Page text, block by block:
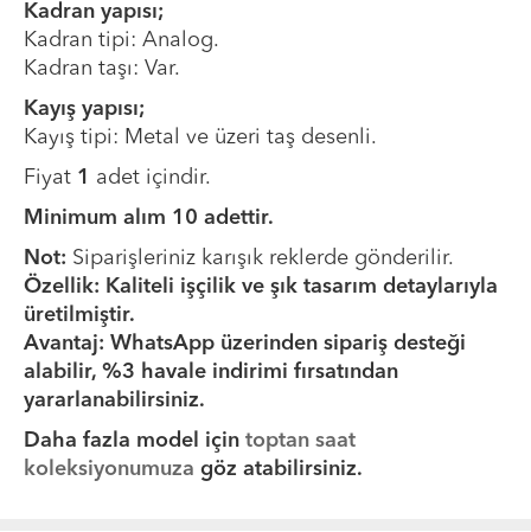
Kadran yapısı;
Kadran tipi: Analog.
Kadran taşı: Var.
Kayış yapısı;
Kayış tipi: Metal ve üzeri taş desenli.
Fiyat 1
adet içindir.
Minimum alım 10 adettir.
Not: Siparişleriniz karışık reklerde gönderilir.
Özellik: Kaliteli işçilik ve şık tasarım detaylarıyla
üretilmiştir.
Avantaj: WhatsApp üzerinden sipariş desteği
alabilir, %3 havale indirimi fırsatından
yararlanabilirsiniz.
Daha fazla model için toptan saat
koleksiyonumuza göz atabilirsiniz.